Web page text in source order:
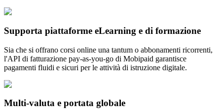
Supporta piattaforme eLearning e di formazione
Sia che si offrano corsi online una tantum o abbonamenti ricorrenti,
l'API di fatturazione pay-as-you-go di Mobipaid garantisce
pagamenti fluidi e sicuri per le attività di istruzione digitale.
Multi-valuta e portata globale